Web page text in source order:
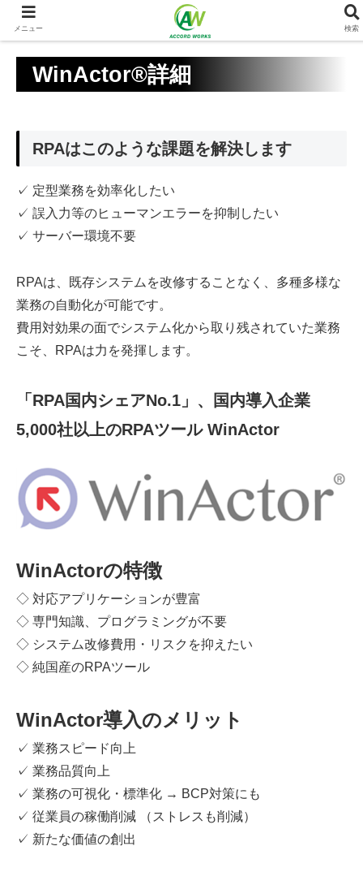
WinActor®詳細
RPAはこのような課題を解決します
✓ 定型業務を効率化したい
✓ 誤入力等のヒューマンエラーを抑制したい
✓ サーバー環境不要
RPAは、既存システムを改修することなく、多種多様な
業務の自動化が可能です。
費用対効果の面でシステム化から取り残されていた業務
こそ、RPAは力を発揮します。
「RPA国内シェアNo.1」、国内導入企業
5,000社以上のRPAツール WinActor
WinActorの特徴
◇ 対応アプリケーションが豊富
◇ 専門知識、プログラミングが不要
◇ システム改修費用・リスクを抑えたい
◇ 純国産のRPAツール
WinActor導入のメリット
✓ 業務スピード向上
✓ 業務品質向上
✓ 業務の可視化・標準化 → BCP対策にも
✓ 従業員の稼働削減 （ストレスも削減）
✓ 新たな価値の創出
メニュー 検索